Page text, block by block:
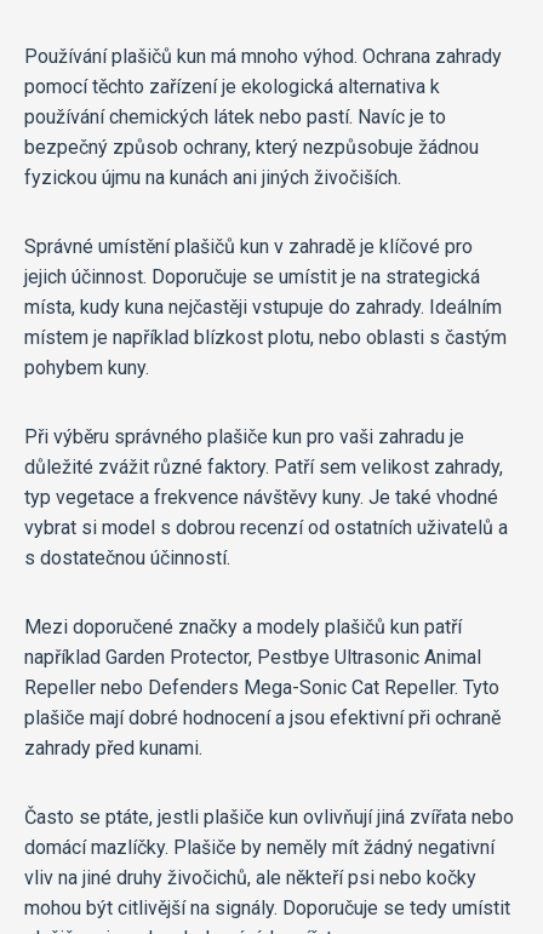
Používání plašičů kun má mnoho výhod. Ochrana zahrady
pomocí těchto zařízení je ekologická alternativa k
používání chemických látek nebo pastí. Navíc je to
bezpečný způsob ochrany, který nezpůsobuje žádnou
fyzickou újmu na kunách ani jiných živočiších.
Správné umístění plašičů kun v zahradě je klíčové pro
jejich účinnost. Doporučuje se umístit je na strategická
místa, kudy kuna nejčastěji vstupuje do zahrady. Ideálním
místem je například blízkost plotu, nebo oblasti s častým
pohybem kuny.
Při výběru správného plašiče kun pro vaši zahradu je
důležité zvážit různé faktory. Patří sem velikost zahrady,
typ vegetace a frekvence návštěvy kuny. Je také vhodné
vybrat si model s dobrou recenzí od ostatních uživatelů a
s dostatečnou účinností.
Mezi doporučené značky a modely plašičů kun patří
například Garden Protector, Pestbye Ultrasonic Animal
Repeller nebo Defenders Mega-Sonic Cat Repeller. Tyto
plašiče mají dobré hodnocení a jsou efektivní při ochraně
zahrady před kunami.
Často se ptáte, jestli plašiče kun ovlivňují jiná zvířata nebo
domácí mazlíčky. Plašiče by neměly mít žádný negativní
vliv na jiné druhy živočichů, ale někteří psi nebo kočky
mohou být citlivější na signály. Doporučuje se tedy umístit